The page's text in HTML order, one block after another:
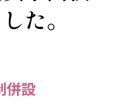
た。
設